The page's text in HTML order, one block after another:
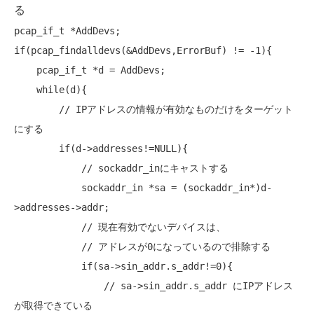
る
if(pcap_findalldevs(&AddDevs,ErrorBuf) != -1){
while(d){
// IPアドレスの情報が有効なものだけをターゲット
にする
if(d->addresses!=NULL ){
// sockaddr_inにキャストする
>addresses->addr;
// 現在有効でないデバイスは、
// アドレスが0になっているので排除する
if(sa->sin_addr.s_addr!=0){
// sa->sin_addr.s_addr にIPアドレス
が取得できている